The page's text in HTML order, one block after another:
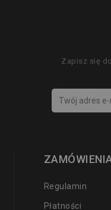
Zapisz się
Regulamin
Płatności